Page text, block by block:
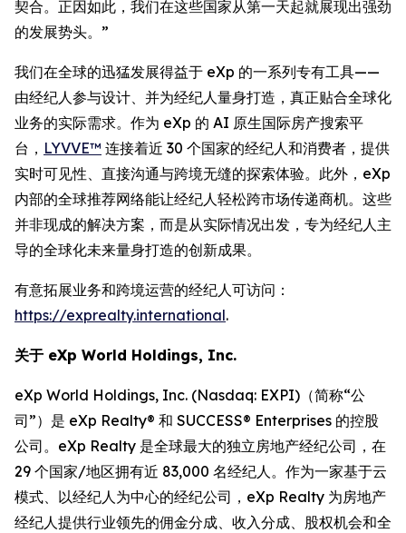
契合。正因如此，我们在这些国家从第一天起就展现出强劲
的发展势头。”
我们在全球的迅猛发展得益于 eXp 的一系列专有工具——
由经纪人参与设计、并为经纪人量身打造，真正贴合全球化
业务的实际需求。作为 eXp 的 AI 原生国际房产搜索平
台， LYVVE™ 连接着近 30 个国家的经纪人和消费者，提供
实时可见性、直接沟通与跨境无缝的探索体验。此外，eXp
内部的全球推荐网络能让经纪人轻松跨市场传递商机。这些
并非现成的解决方案，而是从实际情况出发，专为经纪人主
导的全球化未来量身打造的创新成果。
有意拓展业务和跨境运营的经纪人可访问：
https://exprealty.international.
关于 eXp World Holdings, Inc.
eXp World Holdings, Inc. (Nasdaq: EXPI)（简称“公
司”）是 eXp Realty® 和 SUCCESS® Enterprises 的控股
公司。eXp Realty 是全球最大的独立房地产经纪公司，在
29 个国家/地区拥有近 83,000 名经纪人。作为一家基于云
模式、以经纪人为中心的经纪公司，eXp Realty 为房地产
经纪人提供行业领先的佣金分成、收入分成、股权机会和全